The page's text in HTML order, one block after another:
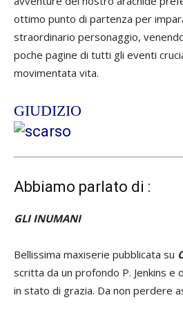
ottimo punto di partenza per
straordinario personaggio,
poche pagine di tutti gli eventi
movimentata vita.
GIUDIZIO
Abbiamo parlato di :
GLI INUMANI
Bellissima maxiserie pubblicata su
scritta da un profondo P. Jenkins e
in stato di grazia. Da non perdere